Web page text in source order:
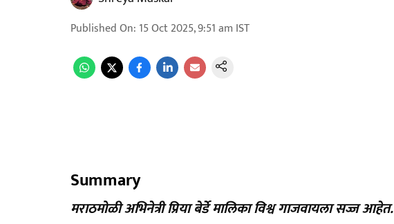
Published On: 15 Oct 2025, 9:51 am IST
Summary
मराठमोळी अभिनेत्री प्रिया बेर्डे मालिका विश्व गाजवायला सज्ज आहेत.